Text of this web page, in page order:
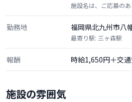
施設名は、ご応募の
勤務地 福岡県北九州市八
最寄り駅: 三ヶ森駅
報酬 時給1,650円＋交
施設の雰囲気